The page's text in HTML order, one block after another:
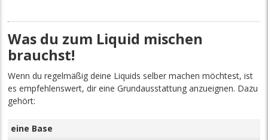
Was du zum Liquid mischen
brauchst!
Wenn du regelmäßig deine Liquids selber machen möchtest, ist
es empfehlenswert, dir eine Grundausstattung anzueignen. Dazu
gehört:
eine Base